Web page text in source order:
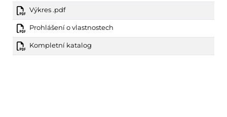
Výkres .pdf
Prohlášení o vlastnostech
Kompletní katalog